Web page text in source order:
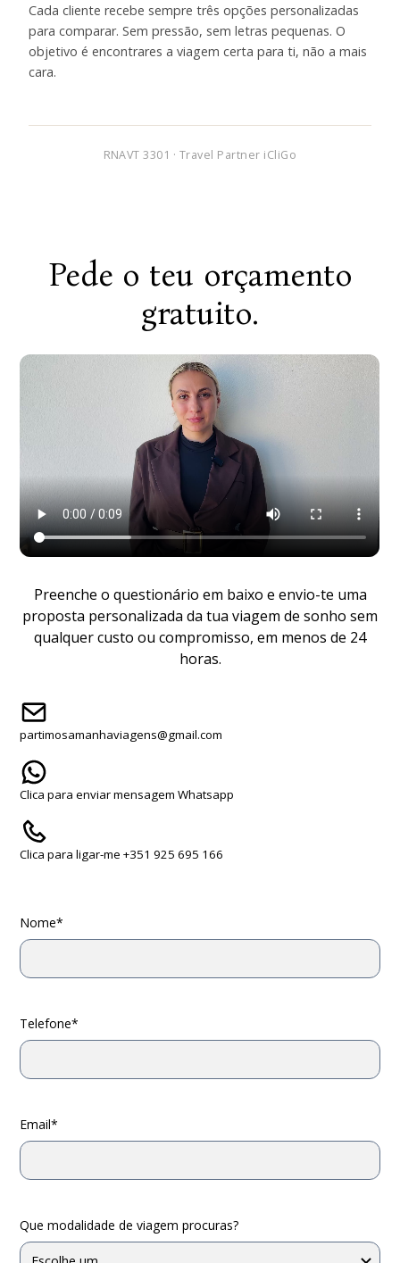
Cada cliente recebe sempre três opções personalizadas
para comparar. Sem pressão, sem letras pequenas. O
objetivo é encontrares a viagem certa para ti, não a mais
cara.
RNAVT 3301 · Travel Partner iCliGo
Pede o teu orçamento
gratuito.
Preenche o questionário em baixo e envio-te uma
proposta personalizada da tua viagem de sonho sem
qualquer custo ou compromisso, em menos de 24
horas.
partimosamanhaviagens@gmail.com
Clica para enviar mensagem Whatsapp
Clica para ligar-me +351 925 695 166
Nome*
Telefone*
Email*
Que modalidade de viagem procuras?